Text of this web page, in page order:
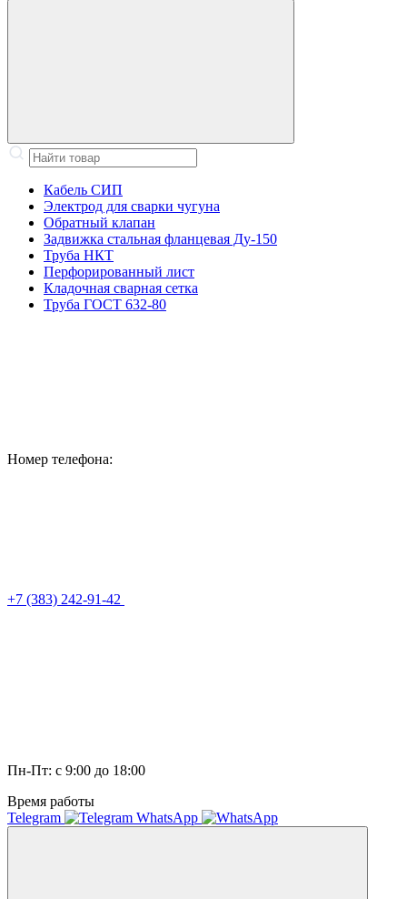
Кабель СИП
Электрод для сварки чугуна
Обратный клапан
Задвижка стальная фланцевая Ду-150
Труба НКТ
Перфорированный лист
Кладочная сварная сетка
Труба ГОСТ 632-80
Номер телефона:
+7 (383) 242-91-42
Пн-Пт: с 9:00 до 18:00
Время работы
Telegram
WhatsApp